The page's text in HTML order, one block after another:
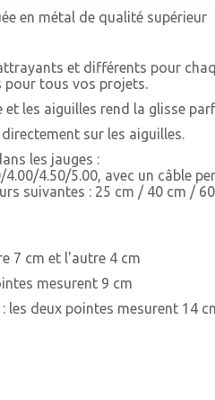
en métal de qualité supérieur
et différents pour
pour tous vos projets.
et les aiguilles rend la glisse
sur les aiguilles.
les jauges :
4.50/5.00, avec un câble
suivantes : 25 cm / 40 cm /
7 cm et l'autre 4 cm
mesurent 9 cm
les deux pointes mesurent 14